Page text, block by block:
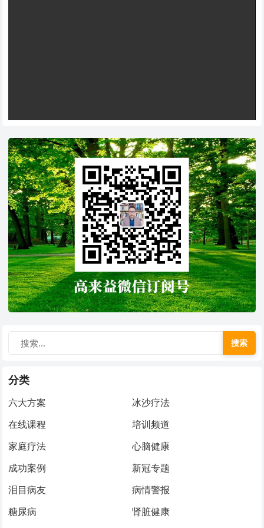
搜索
分类
六大方案
冰沙疗法
在线课程
培训频道
家庭疗法
心脑健康
成功案例
新冠专题
泪目病友
病情警报
糖尿病
肾脏健康